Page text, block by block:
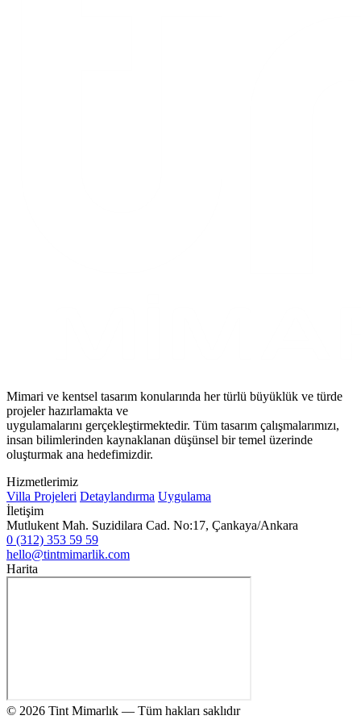
Mimari ve kentsel tasarım konularında her türlü büyüklük ve türde
projeler hazırlamakta ve
uygulamalarını gerçekleştirmektedir. Tüm tasarım çalışmalarımızı,
insan bilimlerinden kaynaklanan düşünsel bir temel üzerinde
oluşturmak ana hedefimizdir.
Hizmetlerimiz
Villa Projeleri Detaylandırma Uygulama
İletişim
Mutlukent Mah. Suzidilara Cad. No:17, Çankaya/Ankara
0 (312) 353 59 59
hello@tintmimarlik.com
Harita
© 2026 Tint Mimarlık — Tüm hakları saklıdır